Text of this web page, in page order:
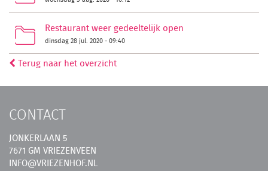
Restaurant weer gedeeltelijk open
dinsdag 28 jul. 2020 - 09:40
Terug naar het overzicht
CONTACT
JONKERLAAN 5
7671 GM VRIEZENVEEN
INFO@VRIEZENHOF.NL